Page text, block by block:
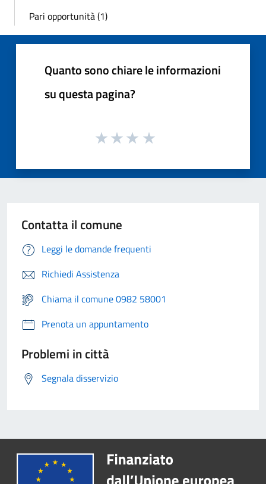
Pari opportunità (1)
Quanto sono chiare le informazioni
su questa pagina?
Contatta il comune
Leggi le domande frequenti
Richiedi Assistenza
Chiama il comune 0982 58001
Prenota un appuntamento
Problemi in città
Segnala disservizio